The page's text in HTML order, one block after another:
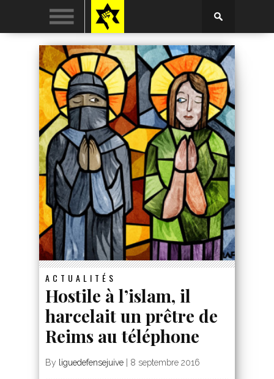
ACTUALITÉS
Hostile à l’islam, il
harcelait un prêtre de
Reims au téléphone
By liguedefensejuive 8 septembre 2016